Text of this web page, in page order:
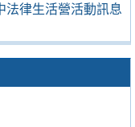
法律生活營活動訊息